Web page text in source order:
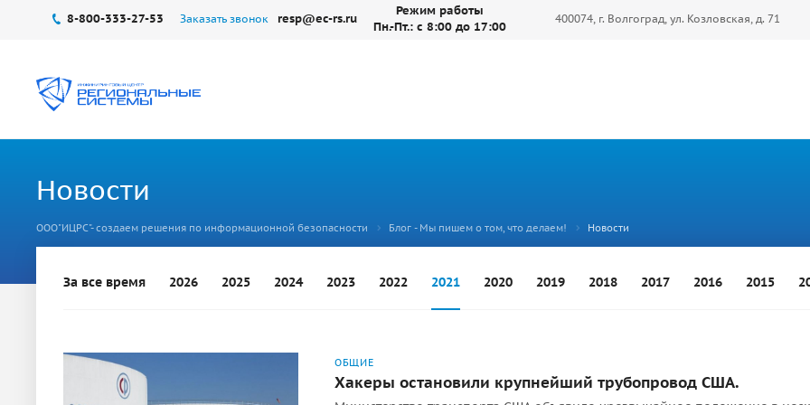
8-800-333-27-53 Заказать звонок resp@ec-rs.ru
Режим работы
Пн.-Пт.: с 8:00 до 17:00
400074, г. Волгоград, ул. Козловская, д. 71
Новости
ООО"ИЦРС"- создаем решения по информационной безопасности Блог - Мы пишем о том, что делаем! Новости
За все время 2026 2025 2024 2023 2022 2021 2020 2019 2018 2017 2016 2015
ОБЩИЕ
Хакеры остановили крупнейший трубопровод США.